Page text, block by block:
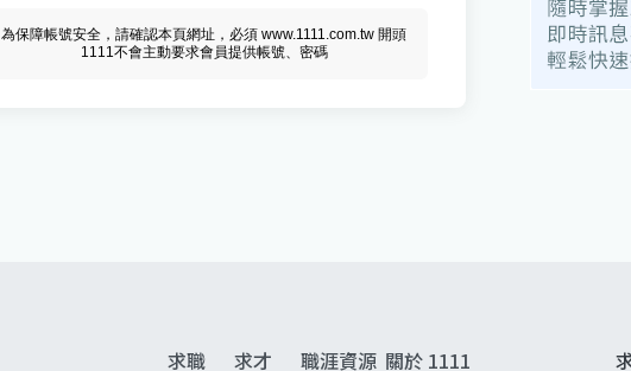
為保障帳號安全，請確認本頁網址，必須 www.1111.com.tw 開頭
1111不會主動要求會員提供帳號、密碼
求職 求才 職涯資源 關於 1111